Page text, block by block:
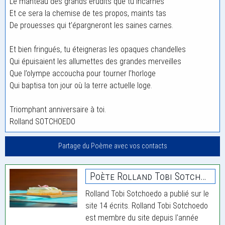
Et ce sera la chemise de tes propos, maints tas
De prouesses qui t’épargneront les saines carnes.
Et bien fringués, tu éteigneras les opaques chandelles
Qui épuisaient les allumettes des grandes merveilles
Que l’olympe accoucha pour tourner l’horloge
Qui baptisa ton jour où la terre actuelle loge.
Triomphant anniversaire à toi.
Rolland SOTCHOEDO
Partage du Poème avec vos contacts
Poète Rolland Tobi Sotchoedo
Rolland Tobi Sotchoedo a publié sur le
site 14 écrits. Rolland Tobi Sotchoedo
est membre du site depuis l'année